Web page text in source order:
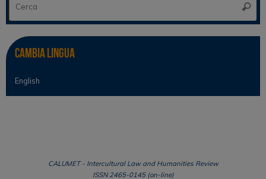
Cerca
Cambia lingua
English
CALUMET - Intercultural Law and Humanities Review
ISSN 2465-0145 (on-line)